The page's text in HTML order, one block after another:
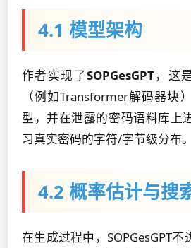
4.1 模型架构
作者实现了SOPGesGPT，这
（例如Transformer解码器块
型，并在泄露的密码语料库上
习真实密码的字符/字节级分布。
4.2 概率估计与搜
在生成过程中，SOPGesGPT